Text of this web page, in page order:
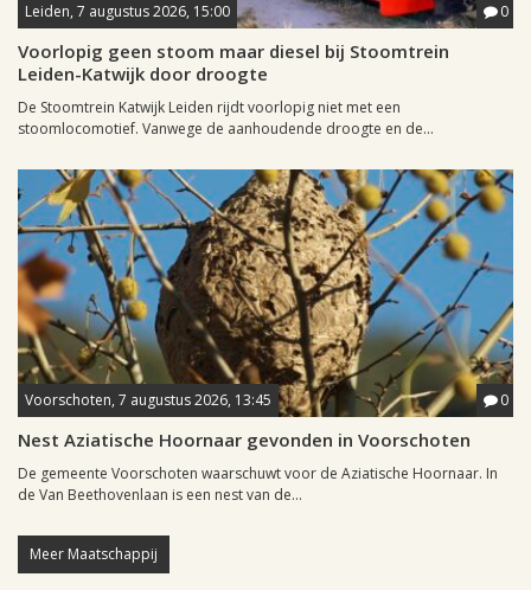
Leiden, 7 augustus 2026, 15:00 0
Voorlopig geen stoom maar diesel bij Stoomtrein
Leiden-Katwijk door droogte
De Stoomtrein Katwijk Leiden rijdt voorlopig niet met een
stoomlocomotief. Vanwege de aanhoudende droogte en de...
Voorschoten, 7 augustus 2026, 13:45 0
Nest Aziatische Hoornaar gevonden in Voorschoten
De gemeente Voorschoten waarschuwt voor de Aziatische Hoornaar. In
de Van Beethovenlaan is een nest van de...
Meer Maatschappij